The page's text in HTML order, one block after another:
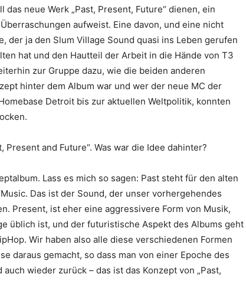
das neue Werk „Past, Present, Future“ dienen, ein
aufweist. Eine davon, und eine nicht
, der ja den Slum Village Sound quasi ins Leben gerufen
hat und den Hautteil der Arbeit in die Hände von T3
zur Gruppe dazu, wie die beiden anderen
hinter dem Album war und wer der neue MC der
Detroit bis zur aktuellen Weltpolitik, konnten
Present and Future“. Was war die Idee dahinter?
Lass es mich so sagen: Past steht für den alten
Das ist der Sound, der unser vorhergehendes
Present, ist eher eine aggressivere Form von Musik,
üblich ist, und der futuristische Aspekt des Albums geht
Wir haben also alle diese verschiedenen Formen
daraus gemacht, so dass man von einer Epoche des
wieder zurück – das ist das Konzept von „Past,